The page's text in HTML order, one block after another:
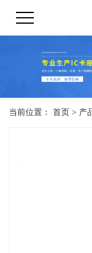
当前位置： 首页 > 产